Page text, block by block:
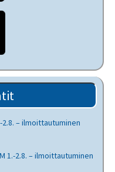
2.8. – ilmoittautuminen
1.-2.8. – ilmoittautuminen